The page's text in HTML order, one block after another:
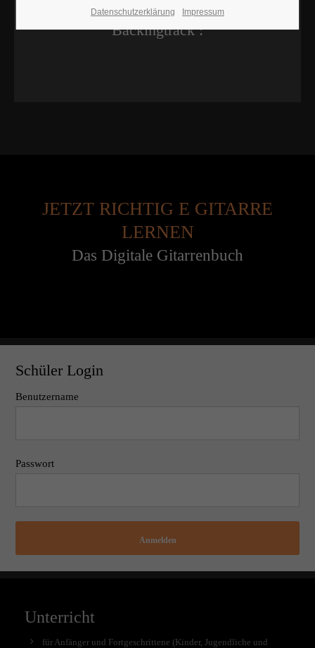
Backingtrack :
JETZT RICHTIG E GITARRE
LERNEN
Das Digitale Gitarrenbuch
Schüler Login
Benutzername
Passwort
Anmelden
Unterricht
für Anfänger und Fortgeschrittene (Kinder, Jugendliche und
Datenschutzerklärung Impressum